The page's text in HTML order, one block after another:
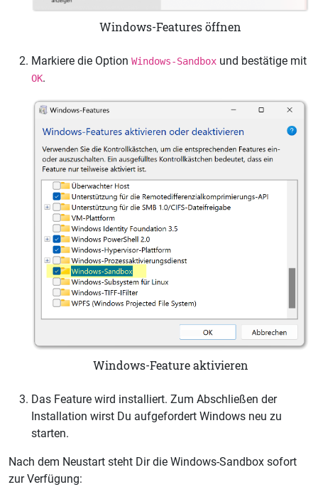
Windows-Features öffnen
Markiere die Option Windows-Sandbox und bestätige mit
OK.
Windows-Feature aktivieren
Das Feature wird installiert. Zum Abschließen der
Installation wirst Du aufgefordert Windows neu zu
starten.
Nach dem Neustart steht Dir die Windows-Sandbox sofort
zur Verfügung: